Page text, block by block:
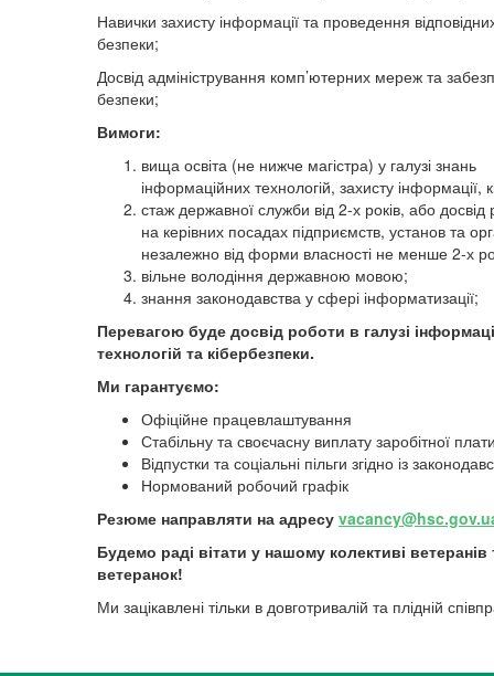
Навички захисту інформації та проведення
безпеки;
Досвід адміністрування комп’ютерних мереж та
безпеки;
Вимоги:
вища освіта (не нижче магістра) у галузі знань
інформаційних технологій, захисту інформації,
стаж державної служби від 2-х років, або досвід
на керівних посадах підприємств, установ та
незалежно від форми власності не менше 2-х
вільне володіння державною мовою;
знання законодавства у сфері інформатизації;
Перевагою буде досвід роботи в галузі
технологій та кібербезпеки.
Ми гарантуємо:
Офіційне працевлаштування
Стабільну та своєчасну виплату заробітної
Відпустки та соціальні пільги згідно із
Нормований робочий графік
Резюме направляти на адресу
Будемо раді вітати у нашому колективі ветеранів
ветеранок!
Ми зацікавлені тільки в довготривалій та плідній